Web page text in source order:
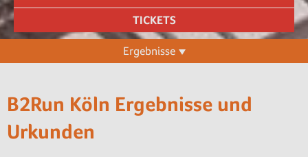
TICKETS
Ergebnisse
B2Run Köln Ergebnisse und
Urkunden